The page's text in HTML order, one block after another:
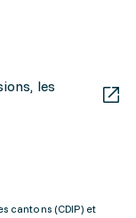
les
cantons (CDIP) et